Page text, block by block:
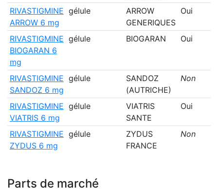
RIVASTIGMINE
ARROW 6 mg
gélule
ARROW
GENERIQUES
Oui
RIVASTIGMINE
BIOGARAN 6
mg
gélule BIOGARAN Oui
RIVASTIGMINE
SANDOZ 6 mg
gélule
SANDOZ
(AUTRICHE)
Non
RIVASTIGMINE
VIATRIS 6 mg
gélule
VIATRIS
SANTE
Oui
RIVASTIGMINE
ZYDUS 6 mg
gélule
ZYDUS
FRANCE
Non
Parts de marché